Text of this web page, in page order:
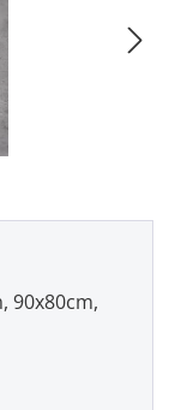
90x80cm,